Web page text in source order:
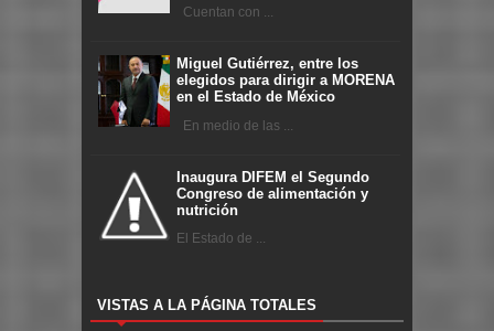
Cuentan con ...
Miguel Gutiérrez, entre los
elegidos para dirigir a MORENA
en el Estado de México
En medio de las ...
Inaugura DIFEM el Segundo
Congreso de alimentación y
nutrición
El Estado de ...
VISTAS A LA PÁGINA TOTALES